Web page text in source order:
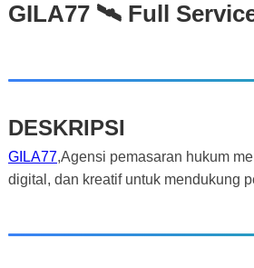
GILA77 🛰️‍ Full
DESKRIPSI
GILA77,Agensi pemasaran hukum
digital, dan kreatif untuk mendukung